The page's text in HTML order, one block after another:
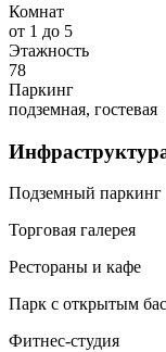
Комнат
от 1 до 5
Этажность
78
Паркинг
подземная, гостевая
Подземный паркинг
Торговая галерея
Рестораны и кафе
Парк с открытым
Фитнес-студия